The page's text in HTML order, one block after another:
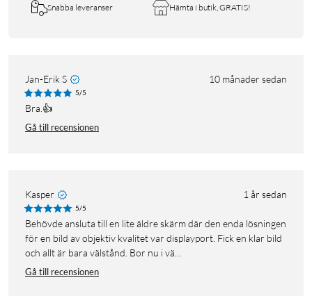
Snabba leveranser Hämta i butik, GRATIS!
Jan-Erik S 10 månader sedan
5/5
Bra.👍
Gå till recensionen
Kasper 1 år sedan
5/5
Behövde ansluta till en lite äldre skärm där den enda lösningen
för en bild av objektiv kvalitet var displayport. Fick en klar bild
och allt är bara välstånd. Bor nu i vä...
Gå till recensionen